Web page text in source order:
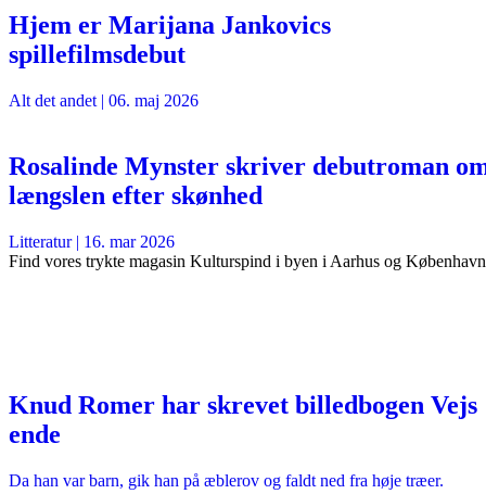
Hjem er Marijana Jankovics
spillefilmsdebut
Alt det andet | 06. maj 2026
Rosalinde Mynster skriver debutroman
længslen efter skønhed
Litteratur| 16. mar 2026
Find vores trykte magasin Kulturspind i byen i Aarhus og København
Knud Romer har skrevet billedbogen Vejs
ende
Da han var barn, gik han på æblerov og faldt ned fra høje træer.